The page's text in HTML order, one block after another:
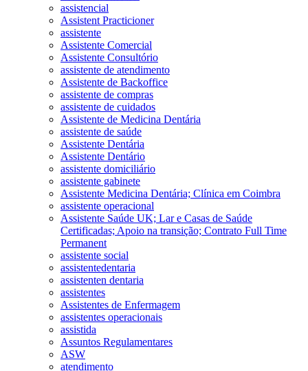
assistencial
Assistent Practicioner
assistente
Assistente Comercial
Assistente Consultório
assistente de atendimento
Assistente de Backoffice
assistente de compras
assistente de cuidados
Assistente de Medicina Dentária
assistente de saúde
Assistente Dentária
Assistente Dentário
assistente domiciliário
assistente gabinete
Assistente Medicina Dentária; Clínica em Coimbra
assistente operacional
Assistente Saúde UK; Lar e Casas de Saúde
Certificadas; Apoio na transição; Contrato Full Time
Permanent
assistente social
assistentedentaria
assistenten dentaria
assistentes
Assistentes de Enfermagem
assistentes operacionais
assistida
Assuntos Regulamentares
ASW
atendimento